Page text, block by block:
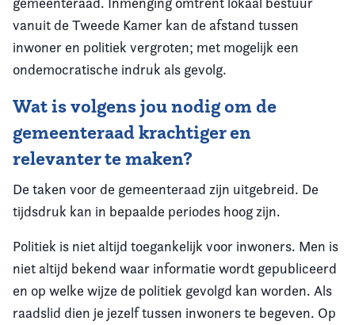
vanuit de Tweede Kamer kan de afstand tussen
inwoner en politiek vergroten; met mogelijk een
ondemocratische indruk als gevolg.
Wat is volgens jou nodig om de
gemeenteraad krachtiger en
relevanter te maken?
De taken voor de gemeenteraad zijn uitgebreid. De
tijdsdruk kan in bepaalde periodes hoog zijn.
Politiek is niet altijd toegankelijk voor inwoners. Men is
niet altijd bekend waar informatie wordt gepubliceerd
en op welke wijze de politiek gevolgd kan worden. Als
raadslid dien je jezelf tussen inwoners te begeven. Op